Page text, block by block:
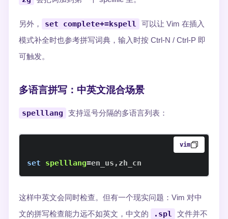
另外， set complete+=kspell
可以让 Vim 在插入
模式补全时也参考拼写词典，输入时按 Ctrl-N / Ctrl-P 即
可触发。
多语言拼写：中英文混合场景
spelllang 支持逗号分隔的多语言列表：
vim
set spelllang=en_us , zh_cn
这样中英文会同时检查。但有一个现实问题：Vim 对中
文的拼写检查能力远不如英文，中文的
.spl
文件并不